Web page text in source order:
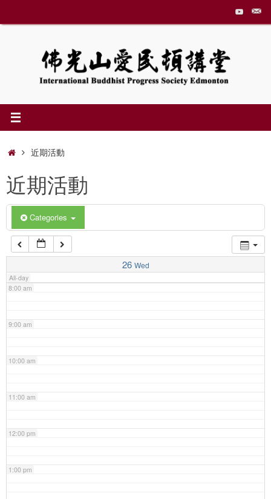
to
Home近期活動
近期活動
Categories
26 Wed
All-day
3:00 am
5:00 am
6:00 am
7:00 am
8:00 am
9:00 am
10:00 am
11:00 am
12:00 pm
1:00 pm